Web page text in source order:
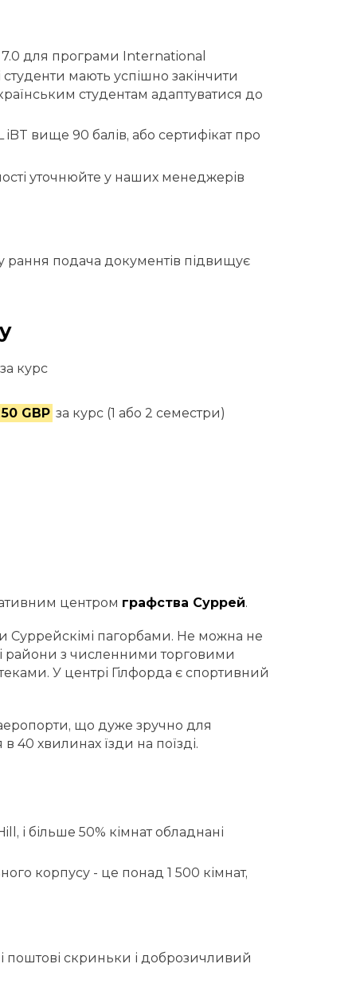
7.0 для програми International
студенти мають успішно закінчити
студентам адаптуватися до
iBT вище 90 балів, або сертифікат про
уточнюйте у наших менеджерів
рання подача документів підвищує
за курс
GBP за курс (1 або 2 семестри)
центром графства Суррей.
Суррейскімі пагорбами. Не можна не
райони з численними торговими
У центрі Гілфорда є спортивний
що дуже зручно для
40 хвилинах їзди на поїзді.
і більше 50% кімнат обладнані
корпусу - це понад 1 500 кімнат,
поштові скриньки і доброзичливий